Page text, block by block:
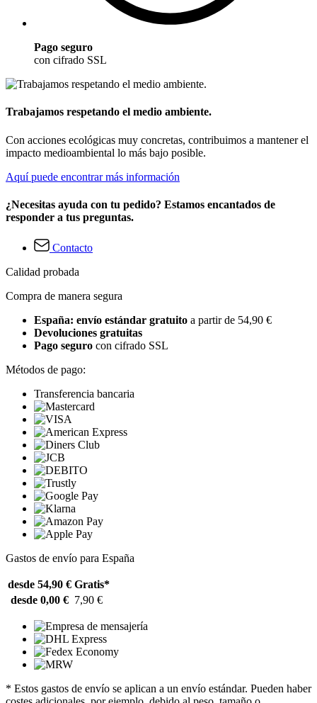
Pago seguro
con cifrado SSL
Trabajamos respetando el medio ambiente.
Con acciones ecológicas muy concretas, contribuimos a mantener el
impacto medioambiental lo más bajo posible.
Aquí puede encontrar más información
¿Necesitas ayuda con tu pedido? Estamos encantados de
responder a tus preguntas.
Contacto
Calidad probada
Compra de manera segura
España: envío estándar gratuito a partir de 54,90 €
Devoluciones gratuitas
Pago seguro con cifrado SSL
Métodos de pago:
Transferencia bancaria
Gastos de envío para España
desde 54,90 € Gratis*
desde 0,00 € 7,90 €
* Estos gastos de envío se aplican a un envío estándar. Pueden haber